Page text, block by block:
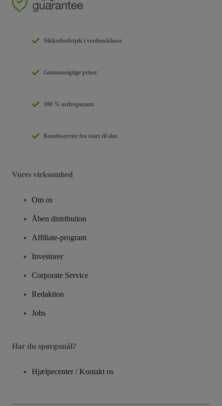
Sikkerhedstjek i verdensklasse
Gennemsigtige priser
100 % ordregaranti
Kundeservice fra start til slut
Vores virksomhed
Om os
Åben distribution
Affiliate-program
Investorer
Corporate Service
Redaktion
Jobs
Har du spørgsmål?
Hjælpecenter / Kontakt os